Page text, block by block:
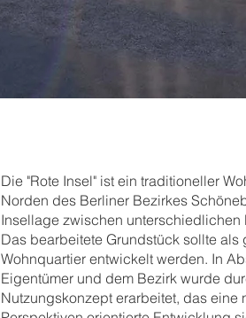
Die "Rote Insel" ist ein traditioneller
Norden des Berliner Bezirkes
Insellage zwischen unterschiedlichen
Das bearbeitete Grundstück sollte als
Wohnquartier entwickelt werden. In
Eigentümer und dem Bezirk wurde
Nutzungskonzept erarbeitet, das